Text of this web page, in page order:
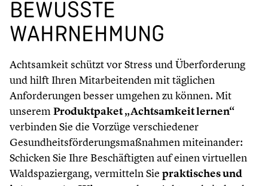
BEWUSSTE
WAHRNEHMUNG
Achtsamkeit schützt vor Stress und Überforderung
und hilft Ihren Mitarbeitenden mit täglichen
Anforderungen besser umgehen zu können. Mit
unseremProduktpaket „Achtsamkeit lernen“
verbinden Sie die Vorzüge verschiedener
Gesundheitsförderungsmaßnahmen miteinander:
Schicken Sie Ihre Beschäftigten auf einen virtuellen
Waldspaziergang, vermitteln Sie praktisches und